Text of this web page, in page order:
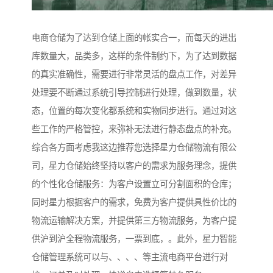
电商仓储为了达到仓储上面的帐实合一，而每天的进出
库数量大，品类多，这样的条件制约下，为了达到数据
的真实准确性，需要进行非常灵活的盘点工作，对差异
处理要不断通过系统引导控制进行处理，做到数量，状
态，位置的每次变化都系统和实物同步进行。通过对这
些工作的严格管控，来弥补无法进行静态盘点的补充。
综合各方面考虑我这边推荐您选择星力仓储物流有限公
司，星力仓储始终坚持以客户的需求为服务理念，提供
的个性化仓储服务：为客户设置立可分割面积的仓库；
同时星力根据客户的需求，免费为客户提供具性价比的
物流运输解决方案，并提供第三方物流服务，为客户提
供沪到沪全程物流服务，一票到底，。此外，星力智能
仓储管理系统可以与、、、、等主流电商平台进行对